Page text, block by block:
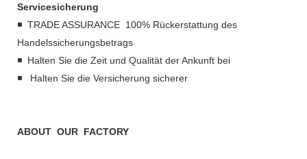
Servicesicherung
◾ TRADE ASSURANCE 100% Rückerstattung des
Handelssicherungsbetrags
◾ Halten Sie die Zeit und Qualität der Ankunft bei
◾ Halten Sie die Versicherung sicherer
ABOUT OUR FACTORY